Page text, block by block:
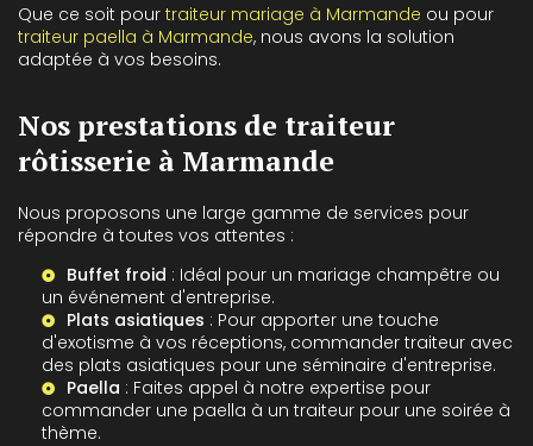
Que ce soit pour traiteur mariage à Marmande ou pour
traiteur paella à Marmande, nous avons la solution
adaptée à vos besoins.
Nos prestations de traiteur
rôtisserie à Marmande
Nous proposons une large gamme de services pour
répondre à toutes vos attentes :
Buffet froid : Idéal pour un mariage champêtre ou
un événement d'entreprise.
Plats asiatiques : Pour apporter une touche
d'exotisme à vos réceptions, commander traiteur avec
des plats asiatiques pour une séminaire d'entreprise.
Paella : Faites appel à notre expertise pour
commander une paella à un traiteur pour une soirée à
thème.